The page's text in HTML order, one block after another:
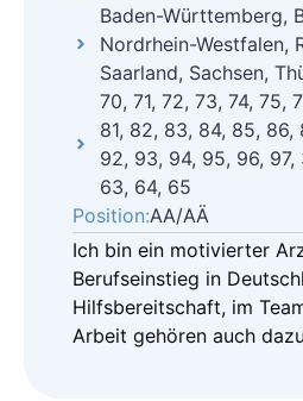
Baden-Württemberg,
Nordrhein-Westfalen,
Saarland, Sachsen,
70, 71, 72, 73, 74, 75,
81, 82, 83, 84, 85, 86,
92, 93, 94, 95, 96, 97,
63, 64, 65
Position:AA/AÄ
Ich bin ein motivierter
Berufseinstieg in
Hilfsbereitschaft, im
Arbeit gehören auch dazu